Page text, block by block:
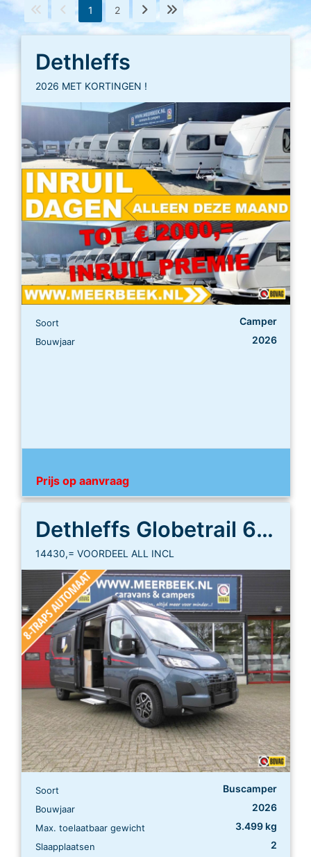
1 2
Dethleffs
2026 MET KORTINGEN !
Soort Camper
Bouwjaar 2026
Prijs op aanvraag
Dethleffs Globetrail 600 DS
14430,= VOORDEEL ALL INCL
Soort Buscamper
Bouwjaar 2026
Max. toelaatbaar gewicht 3.499 kg
Slaapplaatsen 2